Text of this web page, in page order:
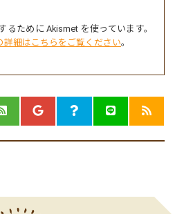
るために Akismet を使っています。
詳細はこちらをご覧ください。